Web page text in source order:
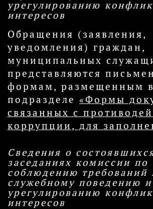
урегулированию
интересов
Обращения (заявления,
уведомления) граждан,
муниципальных
представляются
формам, размещенным в
подразделе «Формы
связанных с
коррупции, для
Сведения о
заседаниях комиссии по
соблюдению требований
служебному поведению и
урегулированию
интересов